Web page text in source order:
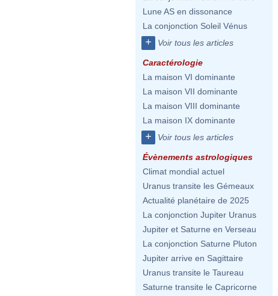
Lune AS en dissonance
La conjonction Soleil Vénus
+ Voir tous les articles
Caractérologie
La maison VI dominante
La maison VII dominante
La maison VIII dominante
La maison IX dominante
+ Voir tous les articles
Évènements astrologiques
Climat mondial actuel
Uranus transite les Gémeaux
Actualité planétaire de 2025
La conjonction Jupiter Uranus
Jupiter et Saturne en Verseau
La conjonction Saturne Pluton
Jupiter arrive en Sagittaire
Uranus transite le Taureau
Saturne transite le Capricorne